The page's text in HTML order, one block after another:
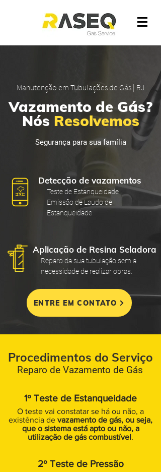
Manutenção em Tubulações de Gás | RJ
Vazamento de Gás?
Nós Resolvemos
Segurança para sua família
Detecção de vazamentos
Teste de Estanqueidade
Emissão de Laudo de
Estanqueidade
Aplicação de Resina Seladora
Reparo da sua tubulação sem a
necessidade de realizar obras.
ENTRE EM CONTATO
Procedimentos do Serviço
Reparo de Vazamento de Gás
1º Teste de Estanqueidade
O teste vai constatar se há ou não, a
existência de vazamento de gás, ou seja,
que o sistema está apto ou não, a
utilização de gás combustível.
2º Teste de Pressão